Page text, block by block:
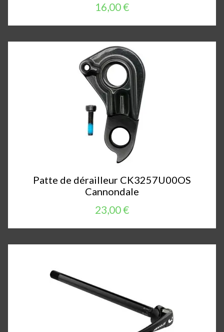
16,00 €
Patte de dérailleur CK3257U00OS
Cannondale
23,00 €